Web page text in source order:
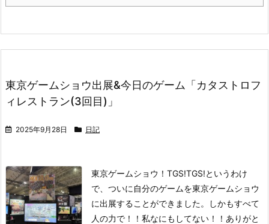
東京ゲームショウ出展&今日のゲーム「カタストロフ
ィレストラン(3回目)」
2025年9月28日 日記
東京ゲームショウ！TGS!TGS!というわけ
で、ついに自分のゲームを東京ゲームショウ
に出展することができました。
しかもすべて
人の力で！！私なにもしてない！！ありがと